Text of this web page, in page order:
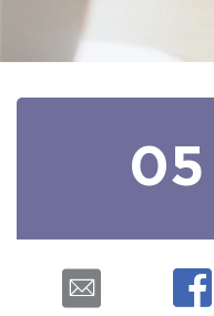
05